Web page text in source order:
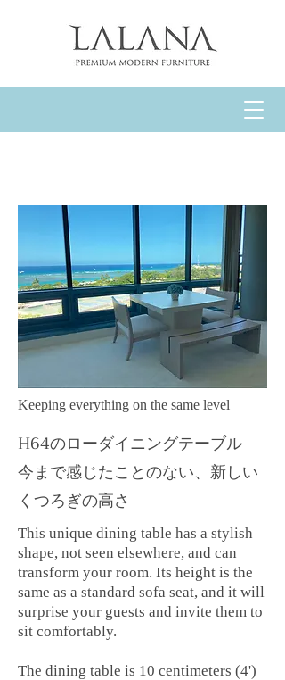
Keeping everything on the same level
H64のローダイニングテーブル
​今まで感じたことのない、新しい
くつろぎの高さ
This unique dining table has a stylish
shape, not seen elsewhere, and can
transform your room. Its height is the
same as a standard sofa seat, and it will
surprise your guests and invite them to
sit comfortably.
The dining table is 10 centimeters (4')